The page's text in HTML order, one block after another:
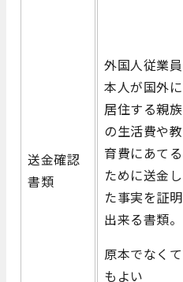
送金確認
書類
外国人従業員
本人が国外に
居住する親族
の生活費や教
育費にあてる
ために送金し
た事実を証明
出来る書類。
原本でなくて
もよい